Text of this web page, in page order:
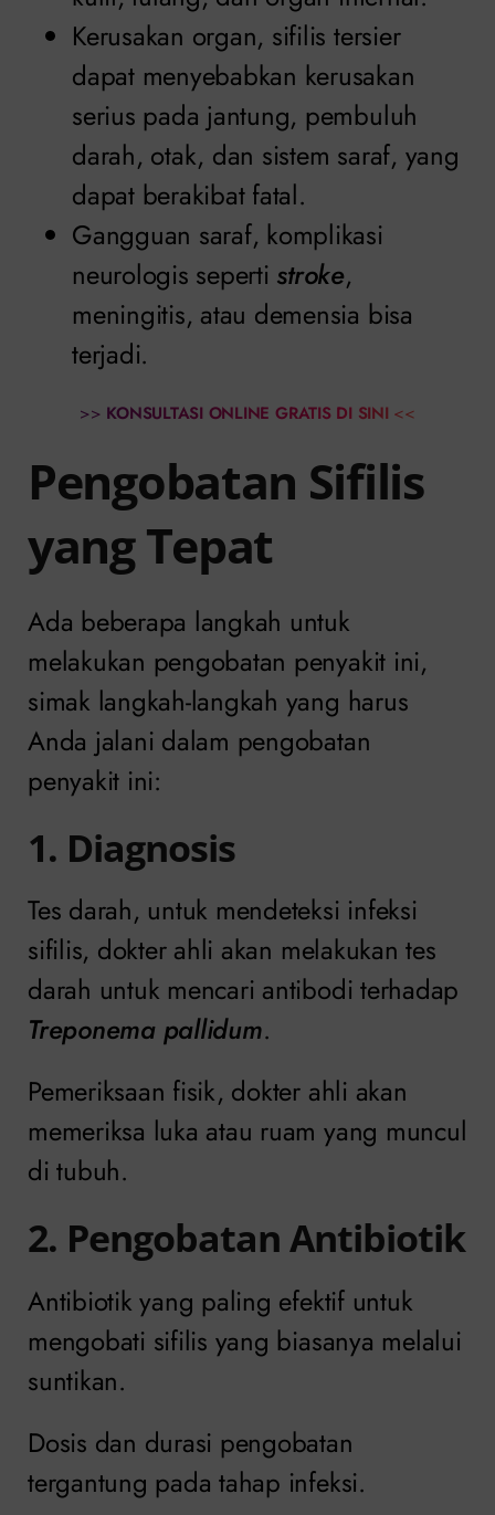
Kerusakan organ, sifilis tersier
dapat menyebabkan kerusakan
serius pada jantung, pembuluh
darah, otak, dan sistem saraf, yang
dapat berakibat fatal.
Gangguan saraf, komplikasi
neurologis seperti stroke,
meningitis, atau demensia bisa
terjadi.
>> KONSULTASI ONLINE GRATIS DI SINI <<
Pengobatan Sifilis
yang Tepat
Ada beberapa langkah untuk
melakukan pengobatan penyakit ini,
simak langkah-langkah yang harus
Anda jalani dalam pengobatan
penyakit ini:
1. Diagnosis
Tes darah, untuk mendeteksi infeksi
sifilis, dokter ahli akan melakukan tes
darah untuk mencari antibodi terhadap
Treponema pallidum.
Pemeriksaan fisik, dokter ahli akan
memeriksa luka atau ruam yang muncul
di tubuh.
2. Pengobatan Antibiotik
Antibiotik yang paling efektif untuk
mengobati sifilis yang biasanya melalui
suntikan.
Dosis dan durasi pengobatan
tergantung pada tahap infeksi.